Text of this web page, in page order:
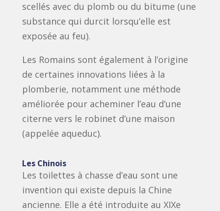
scellés avec du plomb ou du bitume (une
substance qui durcit lorsqu’elle est
exposée au feu).
Les Romains sont également à l’origine
de certaines innovations liées à la
plomberie, notamment une méthode
améliorée pour acheminer l’eau d’une
citerne vers le robinet d’une maison
(appelée aqueduc).
Les Chinois
Les toilettes à chasse d’eau sont une
invention qui existe depuis la Chine
ancienne. Elle a été introduite au XIXe